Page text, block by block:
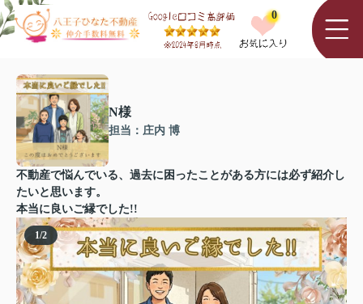
0
N様
担当：庄内 博
不動産で悩んでいる、過去に困ったことがある方には必ず紹介し
たいと思います。
本当に良いご縁でした!!
1/2